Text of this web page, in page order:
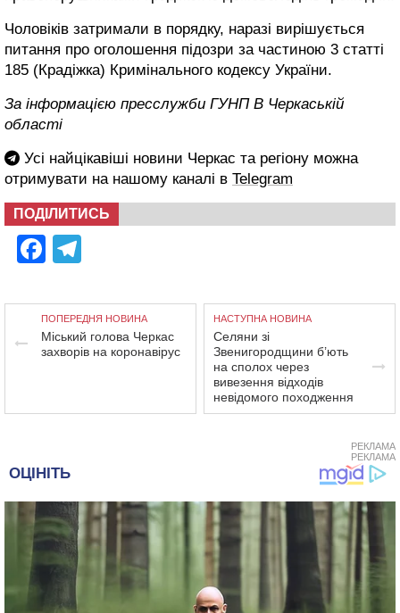
Чоловіків затримали в порядку, наразі вирішується
питання про оголошення підозри за частиною 3 статті
185 (Крадіжка) Кримінального кодексу України.
За інформацією пресслужби ГУНП В Черкаській
області
Усі найцікавіші новини Черкас та регіону можна
отримувати на нашому каналі в Telegram
ПОДІЛИТИСЬ
Facebook
ПОПЕРЕДНЯ НОВИНА
Міський голова Черкас
захворів на коронавірус
НАСТУПНА НОВИНА
Селяни зі
Звенигородщини б’ють
на сполох через
вивезення відходів
невідомого походження
РЕКЛАМА
РЕКЛАМА